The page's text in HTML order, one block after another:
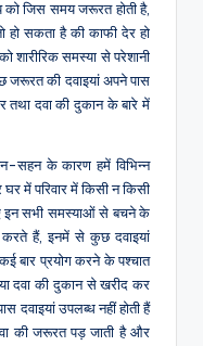
को जिस समय जरूरत होती है,
सकता है की काफी देर हो
शारीरिक समस्या से परेशानी
की दवाइयां अपने पास
तथा दवा की दुकान के बारे में
सहन के कारण हमें विभिन्न
में परिवार में किसी न किसी
इन सभी समस्याओं से बचने के
करते हैं, इनमें से कुछ दवाइयां
कई बार प्रयोग करने के पश्चात
दवा की दुकान से खरीद कर
दवाइयां उपलब्ध नहीं होती हैं
की जरूरत पड़ जाती है और